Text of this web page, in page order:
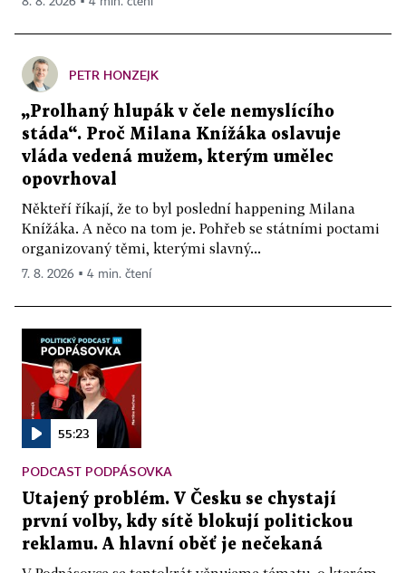
PETR HONZEJK
„Prolhaný hlupák v čele nemyslícího
stáda“. Proč Milana Knížáka oslavuje
vláda vedená mužem, kterým umělec
opovrhoval
Někteří říkají, že to byl poslední happening Milana
Knížáka. A něco na tom je. Pohřeb se státními poctami
organizovaný těmi, kterými slavný...
7. 8. 2026 ▪ 4 min. čtení
55:23
PODCAST PODPÁSOVKA
Utajený problém. V Česku se chystají
první volby, kdy sítě blokují politickou
reklamu. A hlavní oběť je nečekaná